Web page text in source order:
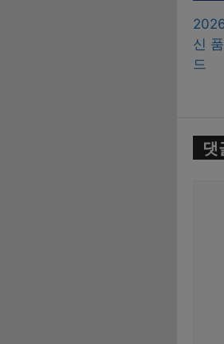
신
드
댓